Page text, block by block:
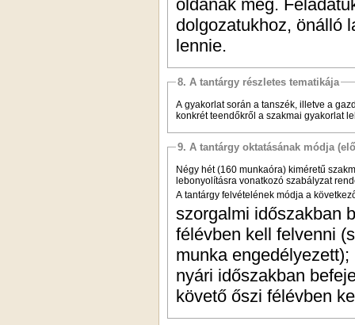
oldanak meg.
dolgozatukhoz, önálló
lennie.
8. A tantárgy részletes tematikája
A gyakorlat során a tanszék, illetve a
konkrét teendőkről a szakmai gyakorlat
9. A tantárgy oktatásának módja
Négy hét (160 munkaóra) kiméretű
lebonyolításra vonatkozó szabályzat
A tantárgy felvételének módja a
szorgalmi időszakban
félévben kell felvenni
munka engedélyezett);
nyári időszakban
követő őszi félévben